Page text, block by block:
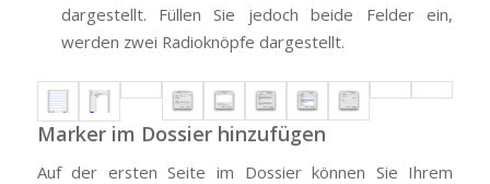
dargestellt. Füllen Sie jedoch beide Felder ein,
werden zwei Radioknöpfe dargestellt.
Marker im Dossier hinzufügen
Auf der ersten Seite im Dossier können Sie Ihrem